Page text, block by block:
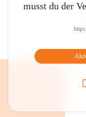
musst du der